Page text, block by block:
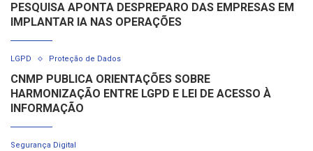
PESQUISA APONTA DESPREPARO DAS EMPRESAS EM
IMPLANTAR IA NAS OPERAÇÕES
LGPD Proteção de Dados
CNMP PUBLICA ORIENTAÇÕES SOBRE
HARMONIZAÇÃO ENTRE LGPD E LEI DE ACESSO À
INFORMAÇÃO
Segurança Digital